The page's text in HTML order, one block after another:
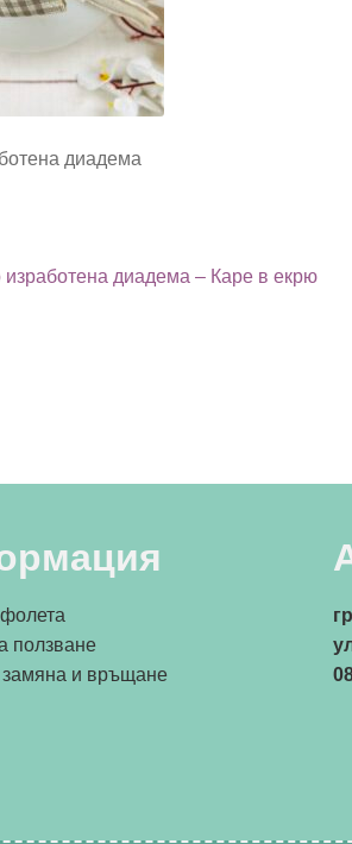
диадема
изработена диадема – Каре в екрю
ползване
замяна и връщане